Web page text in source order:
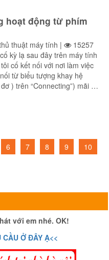
hoạt động từ phím
thuật máy tính |
15257
kỳ lạ sau đây trên máy tính
cố kết nối với nơi làm việc
từ biểu tượng khay hệ
) trên “Connecting”) mãi …
hoạt động từ phím tắt VPN
6 7 8 9
10
với em nhé. OK!
CẦU Ở ĐÂY Ạ<<